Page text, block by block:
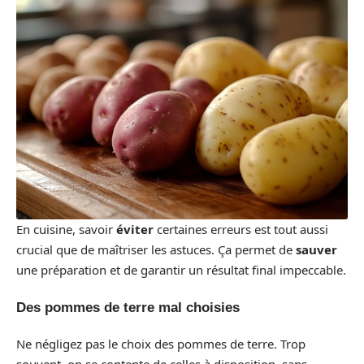
En cuisine, savoir éviter certaines erreurs est tout aussi
crucial que de maîtriser les astuces. Ça permet de sauver
une préparation et de garantir un résultat final impeccable.
Des pommes de terre mal choisies
Ne négligez pas le choix des pommes de terre. Trop